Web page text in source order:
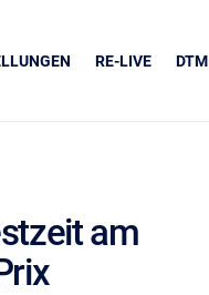
RE-LIVE DTM
am